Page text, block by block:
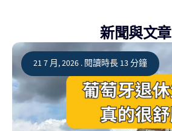
新聞與文章
21 7 月, 2026 . 閱讀時長 13 分鐘